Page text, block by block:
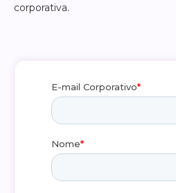
corporativa.